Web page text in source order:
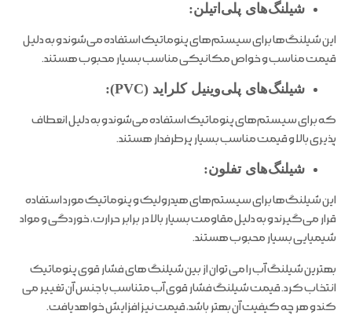
شیلنگ‌های پلی‌اتیلن:
این شیلنگ‌ها برای سیستم‌های پنوماتیک استفاده می‌شوند و به دلیل
قیمت مناسب و خواص مکانیکی مناسب بسیار محبوب هستند.
شیلنگ‌های پلی‌وینیل کلراید (PVC):
که برای سیستم‌های پنوماتیک استفاده می‌شوند و به دلیل انعطاف
پذیری بالا و قیمت مناسب بسیار پرطرفدار هستند.
شیلنگ‌های تفلون:
این شیلنگ‌ها برای سیستم‌های هیدرولیک و پنوماتیک مورد استفاده
قرار می‌گیرند و به دلیل مقاومت بسیار بالا در برابر حرارت، خوردگی و مواد
شیمیایی بسیار محبوب هستند.
بهترین شیلنگ آب را می توان از بین شیلنگ های فشار قوی پنوماتیک
انتخاب کرد. قیمت شیلنگ فشار قوی آب متناسب با جنس آن تغییر می
کند و هر چه کیفیت آن بهتر باشد، قیمت نیز افزایش خواهد یافت.